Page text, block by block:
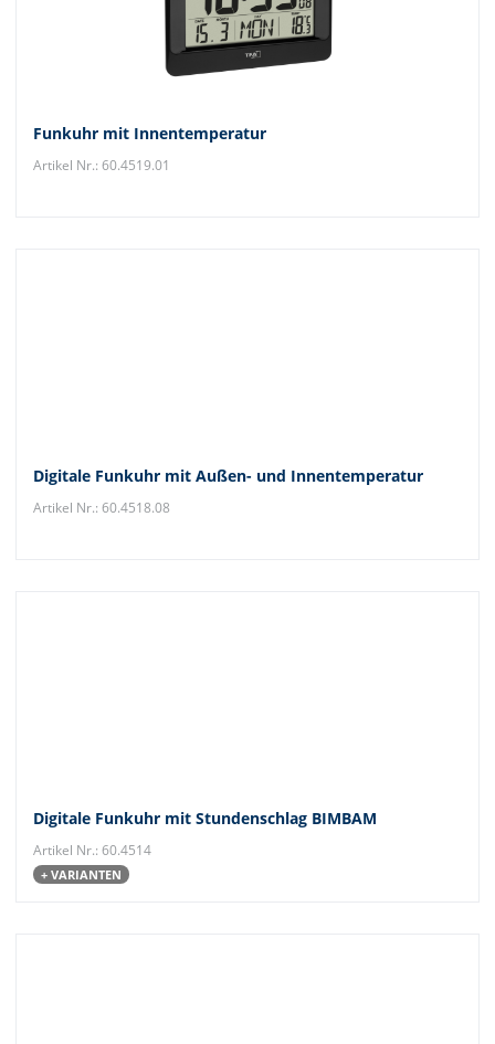
Funkuhr mit Innentemperatur
Artikel Nr.: 60.4519.01
Digitale Funkuhr mit Außen- und Innentemperatur
Artikel Nr.: 60.4518.08
Digitale Funkuhr mit Stundenschlag BIMBAM
Artikel Nr.: 60.4514
+ VARIANTEN